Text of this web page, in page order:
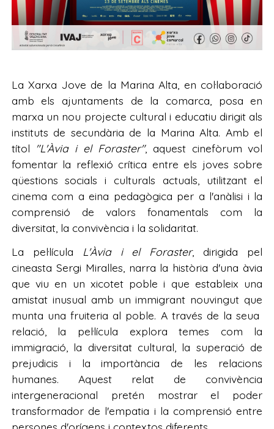
La Xarxa Jove de la Marina Alta, en col·laboració
amb els ajuntaments de la comarca, posa en
marxa un nou projecte cultural i educatiu dirigit als
instituts de secundària de la Marina Alta. Amb el
títol "L'Àvia i el Foraster", aquest cinefòrum vol
fomentar la reflexió crítica entre els joves sobre
qüestions socials i culturals actuals, utilitzant el
cinema com a eina pedagògica per a l'anàlisi i la
comprensió de valors fonamentals com la
diversitat, la convivència i la solidaritat.
La pel·lícula
L'Àvia i el Foraster, dirigida pel
cineasta Sergi Miralles, narra la història d'una àvia
que viu en un xicotet poble i que estableix una
amistat inusual amb un immigrant nouvingut que
munta una fruiteria al poble. A través de la seua
relació, la pel·lícula explora temes com la
immigració, la diversitat cultural, la superació de
prejudicis i la importància de les relacions
humanes. Aquest relat de convivència
intergeneracional pretén mostrar el poder
transformador de l'empatia i la comprensió entre